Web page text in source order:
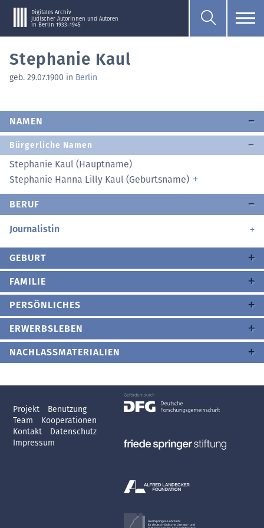
Digitales Archiv
jüdischer Autorinnen und Autoren
in Berlin 1933–1945
Stephanie Kaul
geb. 29.07.1900 in Berlin
NAMEN
Bürgerliche Namen
Stephanie Kaul (Hauptname)
Stephanie Hanna Lilly Kaul (Geburtsname)
BERUF
Journalistin
GEBURT
FAMILIE
PERSÖNLICHES
ERWERBSLEBEN
NACHLASSMATERIALIEN
Projekt
Benutzung
Team
Kooperationen
Kontakt
Datenschutz
Impressum
Axel Springer-Lehrstuhl
für deutsch-jüdische Literatur- und